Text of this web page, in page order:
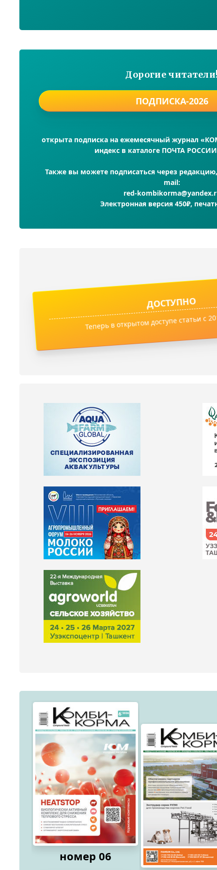
Дорогие
ПОДПИСКА-2026
открыта подписка на ежемесячный журнал
индекс в каталоге ПОЧТА
Также вы можете подписаться через
mail:
red-
Электронная версия 450₽,
ДОСТУПНО
Теперь в открытом доступе статьи с
номер 06